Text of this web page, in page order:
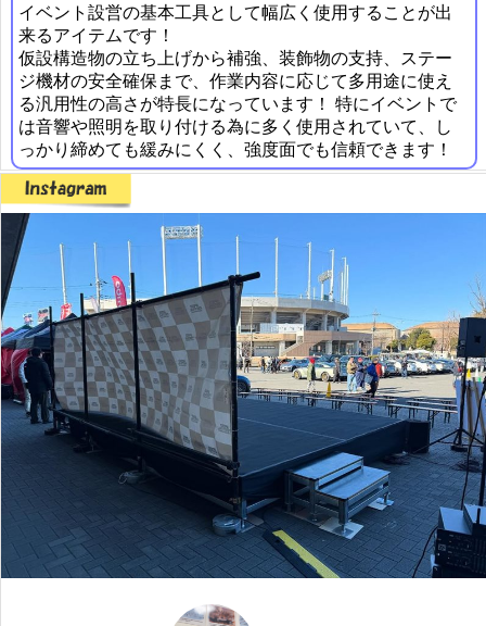
イベント設営の基本工具として幅広く使用することが出
来るアイテムです！
仮設構造物の立ち上げから補強、装飾物の支持、ステー
ジ機材の安全確保まで、作業内容に応じて多用途に使え
る汎用性の高さが特長になっています！ 特にイベントで
は音響や照明を取り付ける為に多く使用されていて、し
っかり締めても緩みにくく、強度面でも信頼できます！